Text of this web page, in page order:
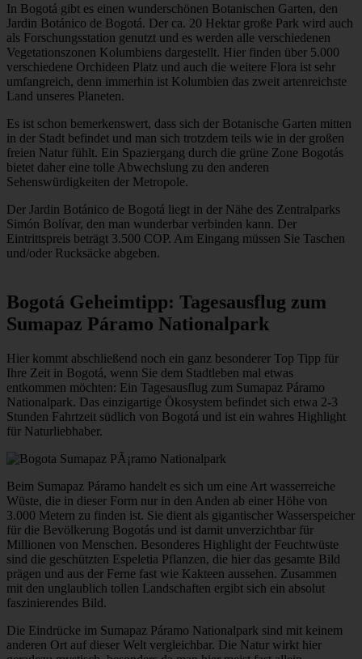
In Bogotá gibt es einen wunderschönen Botanischen Garten, den
Jardin Botánico de Bogotá. Der ca. 20 Hektar große Park wird auch
als Forschungsstation genutzt und es werden alle verschiedenen
Vegetationszonen Kolumbiens dargestellt. Hier finden über 5.000
verschiedene Orchideen Platz und auch die weitere Flora ist sehr
umfangreich, denn immerhin ist Kolumbien das zweit artenreichste
Land unseres Planeten.
Es ist schon bemerkenswert, dass sich der Botanische Garten mitten
in der Stadt befindet und man sich trotzdem teils wie in der großen
freien Natur fühlt. Ein Spaziergang durch die grüne Zone Bogotás
bietet daher eine tolle Abwechslung zu den anderen
Sehenswürdigkeiten der Metropole.
Der Jardin Botánico de Bogotá liegt in der Nähe des Zentralparks
Simón Bolívar, den man wunderbar verbinden kann. Der
Eintrittspreis beträgt 3.500 COP. Am Eingang müssen Sie Taschen
und/oder Rucksäcke abgeben.
Bogotá Geheimtipp: Tagesausflug zum
Sumapaz Páramo Nationalpark
Hier kommt abschließend noch ein ganz besonderer Top Tipp für
Ihre Zeit in Bogotá, wenn Sie dem Stadtleben mal etwas
entkommen möchten: Ein Tagesausflug zum Sumapaz Páramo
Nationalpark. Das einzigartige Ökosystem befindet sich etwa 2-3
Stunden Fahrtzeit südlich von Bogotá und ist ein wahres Highlight
für Naturliebhaber.
Beim Sumapaz Páramo handelt es sich um eine Art wasserreiche
Wüste, die in dieser Form nur in den Anden ab einer Höhe von
3.000 Metern zu finden ist. Sie dient als gigantischer Wasserspeicher
für die Bevölkerung Bogotás und ist damit unverzichtbar für
Millionen von Menschen. Besonderes Highlight der Feuchtwüste
sind die geschützten Espeletia Pflanzen, die hier das gesamte Bild
prägen und aus der Ferne fast wie Kakteen aussehen. Zusammen
mit den unglaublich tollen Landschaften ergibt sich ein absolut
faszinierendes Bild.
Die Eindrücke im Sumapaz Páramo Nationalpark sind mit keinem
anderen Ort auf dieser Welt vergleichbar. Die Natur wirkt hier